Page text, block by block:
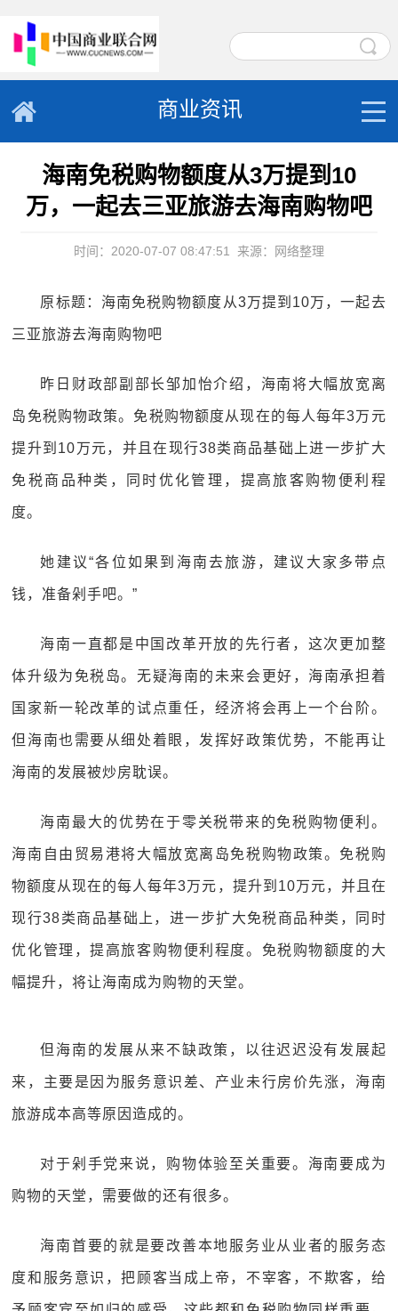
商业资讯
海南免税购物额度从3万提到10
万，一起去三亚旅游去海南购物吧
时间：2020-07-07 08:47:51 来源：网络整理
原标题：海南免税购物额度从3万提到10万，一起去
三亚旅游去海南购物吧
昨日财政部副部长邹加怡介绍，海南将大幅放宽离
岛免税购物政策。免税购物额度从现在的每人每年3万元
提升到10万元，并且在现行38类商品基础上进一步扩大
免税商品种类，同时优化管理，提高旅客购物便利程
度。
她建议“各位如果到海南去旅游，建议大家多带点
钱，准备剁手吧。”
海南一直都是中国改革开放的先行者，这次更加整
体升级为免税岛。无疑海南的未来会更好，海南承担着
国家新一轮改革的试点重任，经济将会再上一个台阶。
但海南也需要从细处着眼，发挥好政策优势，不能再让
海南的发展被炒房耽误。
海南最大的优势在于零关税带来的免税购物便利。
海南自由贸易港将大幅放宽离岛免税购物政策。免税购
物额度从现在的每人每年3万元，提升到10万元，并且在
现行38类商品基础上，进一步扩大免税商品种类，同时
优化管理，提高旅客购物便利程度。免税购物额度的大
幅提升，将让海南成为购物的天堂。
但海南的发展从来不缺政策，以往迟迟没有发展起
来，主要是因为服务意识差、产业未行房价先涨，海南
旅游成本高等原因造成的。
对于剁手党来说，购物体验至关重要。海南要成为
购物的天堂，需要做的还有很多。
海南首要的就是要改善本地服务业从业者的服务态
度和服务意识，把顾客当成上帝，不宰客，不欺客，给